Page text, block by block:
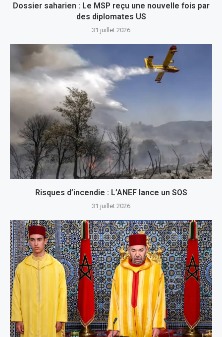
Dossier saharien : Le MSP reçu une nouvelle fois par
des diplomates US
31 juillet 2026
Risques d’incendie : L’ANEF lance un SOS
31 juillet 2026